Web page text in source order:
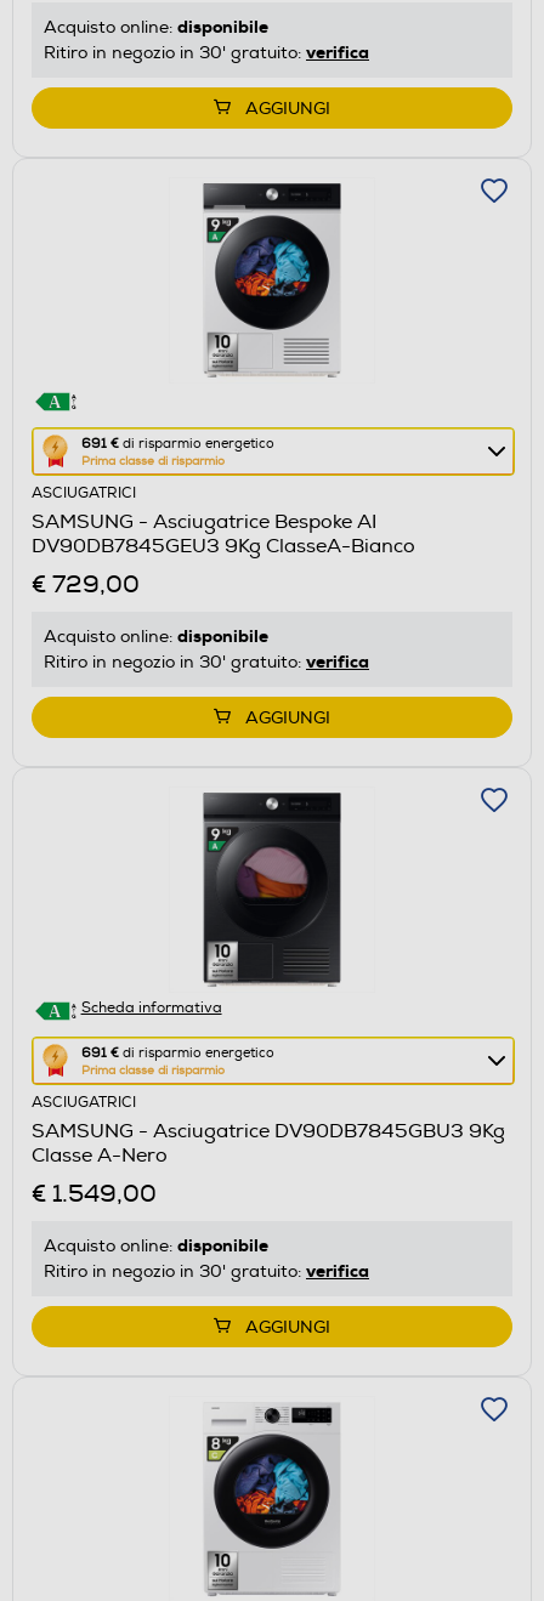
energetico
di
Acquisto online: disponibile
Ritiro in negozio in 30' gratuito: verifica
AGGIUNGI
691 € di risparmio energetico
Prima classe di risparmio
Questa
azione
aprirà
il
Calcolatore
di
energetico
Youreko.
ASCIUGATRICI
SAMSUNG - Asciugatrice Bespoke AI
DV90DB7845GEU3 9Kg ClasseA-Bianco
€ 729,00
Acquisto online: disponibile
Ritiro in negozio in 30' gratuito: verifica
AGGIUNGI
Scheda informativa
691 € di risparmio energetico
Prima classe di risparmio
Questa
azione
aprirà
il
Calcolatore
di
energetico
Youreko.
ASCIUGATRICI
SAMSUNG - Asciugatrice DV90DB7845GBU3 9Kg
Classe A-Nero
€ 1.549,00
Acquisto online: disponibile
Ritiro in negozio in 30' gratuito: verifica
AGGIUNGI